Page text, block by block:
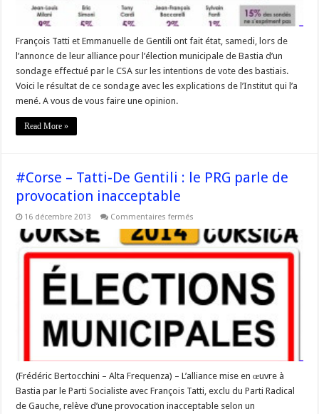
François Tatti et Emmanuelle de Gentili ont fait état, samedi, lors de
l’annonce de leur alliance pour l’élection municipale de Bastia d’un
sondage effectué par le CSA sur les intentions de vote des bastiais.
Voici le résultat de ce sondage avec les explications de l’Institut qui l’a
mené. A vous de vous faire une opinion.
Read More »
#Corse – Tatti-De Gentili : le PRG parle de
provocation inacceptable
16 décembre 2013 Commentaires fermés
Tatti-
De
le
PRG
parle
provocation
inacceptable
(Frédéric Bertocchini – Alta Frequenza) – L’alliance mise en œuvre à
Bastia par le Parti Socialiste avec François Tatti, exclu du Parti Radical
de Gauche, relève d’une provocation inacceptable selon un